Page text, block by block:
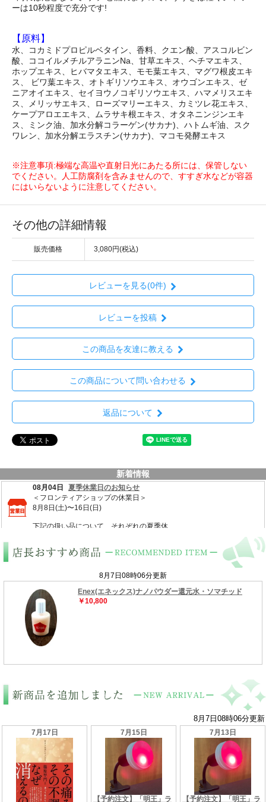
ーは10秒程度で充分です!
【原料】
水、コカミドプロピルベタイン、香料、クエン酸、アスコルビン
酸、ココイルメチルアラニンNa、甘草エキス、ヘチマエキス、
ホップエキス、ヒバマタエキス、モモ葉エキス、マグワ根皮エキ
ス、 ビワ葉エキス、オトギリソウエキス、オウゴンエキス、ゼ
ニアオイエキス、セイヨウノコギリソウエキス、ハマメリスエキ
ス、メリッサエキス、ローズマリーエキス、カミツレ花エキス、
ケープアロエエキス、ムラサキ根エキス、オタネニンジンエキ
ス、ミンク油、加水分解コラーゲン(サカナ)、ハトムギ油、スク
ワレン、加水分解エラスチン(サカナ)、マコモ発酵エキス
※注意事項:極端な高温や直射日光にあたる所には、保管しない
でください。人工防腐剤を含みませんので、すすぎ水などが容器
にはいらないように注意してください。
その他の詳細情報
販売価格 3,080円(税込)
レビューを見る(0件)
レビューを投稿
この商品を友達に教える
この商品について問い合わせる
返品について